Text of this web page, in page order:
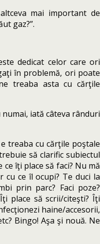
mai important de
gaz?”.
dedicat celor care ori
în problemă, ori poate
treaba asta cu cărţile
iată câteva rânduri
treaba cu cărţile poştale
să clarific subiectul
ce îţi place să faci? Nu mă
ce îl ocupi? Te duci la
prin parc? Faci poze?
place să scrii/citeşti? Îţi
haine/accesorii,
Bingo! Aşa şi nouă. Ne